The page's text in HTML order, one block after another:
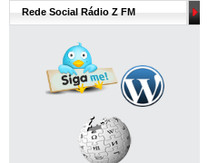
Rede Social Rádio Z FM